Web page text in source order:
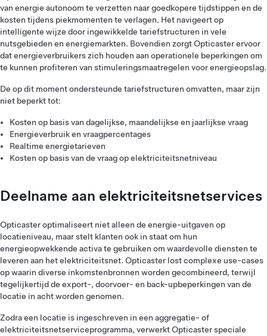
van energie autonoom te verzetten naar goedkopere tijdstippen en de
kosten tijdens piekmomenten te verlagen. Het navigeert op
intelligente wijze door ingewikkelde tariefstructuren in vele
nutsgebieden en energiemarkten. Bovendien zorgt Opticaster ervoor
dat energieverbruikers zich houden aan operationele beperkingen om
te kunnen profiteren van stimuleringsmaatregelen voor energieopslag.
De op dit moment ondersteunde tariefstructuren omvatten, maar zijn
niet beperkt tot:
Kosten op basis van dagelijkse, maandelijkse en jaarlijkse vraag
Energieverbruik en vraagpercentages
Realtime energietarieven
Kosten op basis van de vraag op elektriciteitsnetniveau
Deelname aan elektriciteitsnetservices
Opticaster optimaliseert niet alleen de energie-uitgaven op
locatieniveau, maar stelt klanten ook in staat om hun
energieopwekkende activa te gebruiken om waardevolle diensten te
leveren aan het elektriciteitsnet. Opticaster lost complexe use-cases
op waarin diverse inkomstenbronnen worden gecombineerd, terwijl
tegelijkertijd de export-, doorvoer- en back-upbeperkingen van de
locatie in acht worden genomen.
Zodra een locatie is ingeschreven in een aggregatie- of
elektriciteitsnetserviceprogramma, verwerkt Opticaster speciale